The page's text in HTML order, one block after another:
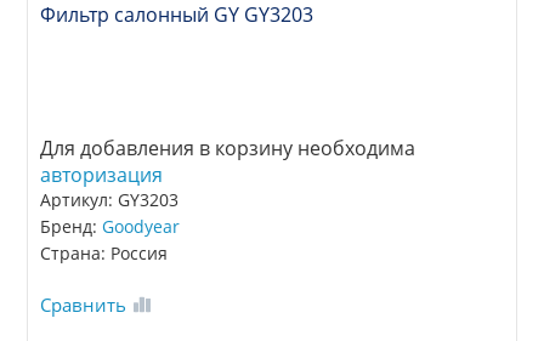
Фильтр салонный GY GY3203
Для добавления в корзину необходима
авторизация
Артикул: GY3203
Бренд:Goodyear
Страна: Россия
Сравнить